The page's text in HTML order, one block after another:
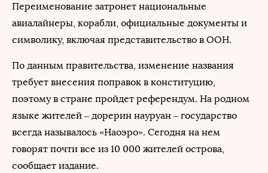
Переименование затронет национальные
авиалайнеры, корабли, официальные документы и
символику, включая представительство в ООН.
По данным правительства, изменение названия
требует внесения поправок в конституцию,
поэтому в стране пройдет референдум. На родном
языке жителей – дорерин науруан – государство
всегда называлось «Наоэро». Сегодня на нем
говорят почти все из 10 000 жителей острова,
сообщает издание.